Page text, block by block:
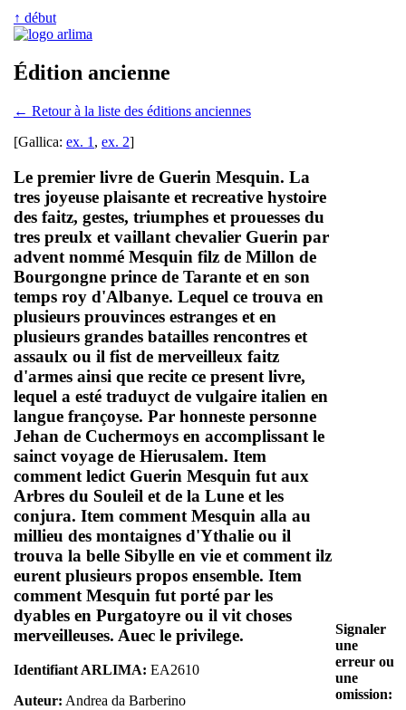
↑ début
Édition ancienne
← Retour à la liste des éditions anciennes
[Gallica: ex. 1 , ex. 2]
Le premier livre de Guerin Mesquin. La
tres joyeuse plaisante et recreative hystoire
des faitz, gestes, triumphes et prouesses du
tres preulx et vaillant chevalier Guerin par
advent nommé Mesquin filz de Millon de
Bourgongne prince de Tarante et en son
temps roy d'Albanye. Lequel ce trouva en
plusieurs prouvinces estranges et en
plusieurs grandes batailles rencontres et
assaulx ou il fist de merveilleux faitz
d'armes ainsi que recite ce present livre,
lequel a esté traduyct de vulgaire italien en
langue françoyse. Par honneste personne
Jehan de Cuchermoys en accomplissant le
sainct voyage de Hierusalem. Item
comment ledict Guerin Mesquin fut aux
Arbres du Souleil et de la Lune et les
conjura. Item comment Mesquin alla au
millieu des montaignes d'Ythalie ou il
trouva la belle Sibylle en vie et comment ilz
eurent plusieurs propos ensemble. Item
comment Mesquin fut porté par les
dyables en Purgatoyre ou il vit choses
merveilleuses. Auec le privilege.
Identifiant ARLIMA: EA2610
Auteur: Andrea da Barberino
Signaler
une
erreur ou
une
omission: